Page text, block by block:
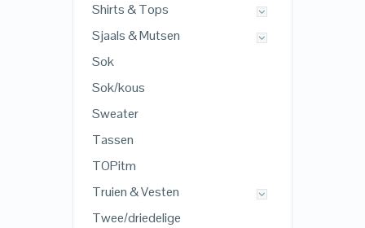
Shirts & Tops
Sjaals & Mutsen
Sok
Sok/kous
Sweater
Tassen
TOPitm
Truien & Vesten
Twee/driedelige